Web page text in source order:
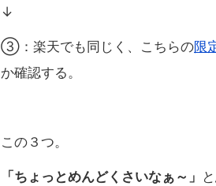
↓
③：楽天でも同じく、こちらの限
か確認する。
この３つ。
「ちょっとめんどくさいなぁ～」